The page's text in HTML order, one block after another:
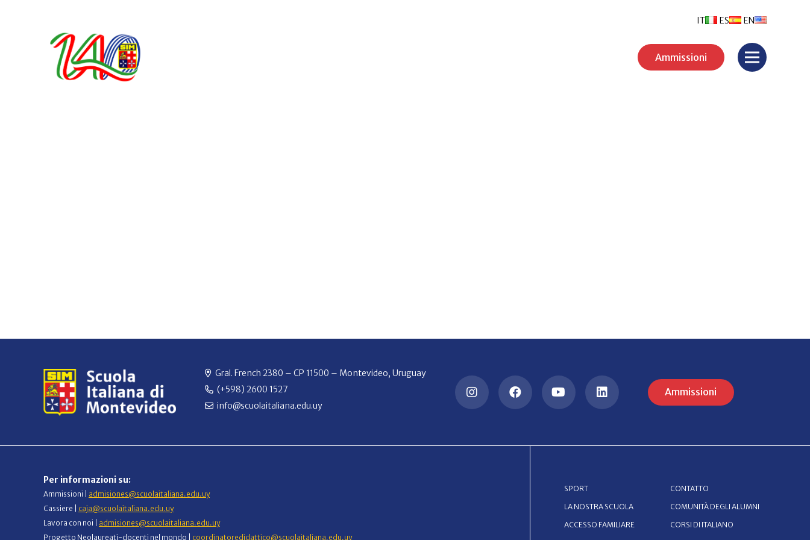
ES EN
IT
Ammissioni
Gral. French 2380 – CP 11500 – Montevideo, Uruguay
(+598) 2600 1527
info@scuolaitaliana.edu.uy
Ammissioni
Per informazioni su:
Ammissioni | admisiones@scuolaitaliana.edu.uy
Cassiere | caja@scuolaitaliana.edu.uy
Lavora con noi | admisiones@scuolaitaliana.edu.uy
Progetto Neolaureati-docenti nel mondo | coordinatoredidattico@scuolaitaliana.edu.uy
SPORT
LA NOSTRA SCUOLA
ACCESSO FAMILIARE
CONTATTO
COMUNITÀ DEGLI ALUMNI
CORSI DI ITALIANO